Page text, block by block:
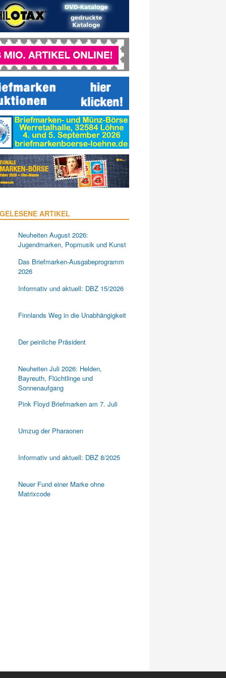
ARTIKEL
Neuheiten August 2026:
Jugendmarken, Popmusik und Kunst
Das Briefmarken-Ausgabeprogramm
2026
Informativ und aktuell: DBZ 15/2026
Finnlands Weg in die Unabhängigkeit
Der peinliche Präsident
Neuheiten Juli 2026: Helden,
Bayreuth, Flüchtlinge und
Sonnenaufgang
Pink Floyd Briefmarken am 7. Juli
Umzug der Pharaonen
Informativ und aktuell: DBZ 8/2025
Neuer Fund einer Marke ohne
Matrixcode